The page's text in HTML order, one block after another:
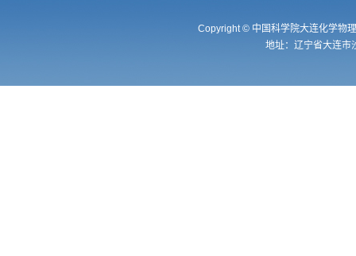
Copyright © 中国科学院大连化学物
地址：辽宁省大连